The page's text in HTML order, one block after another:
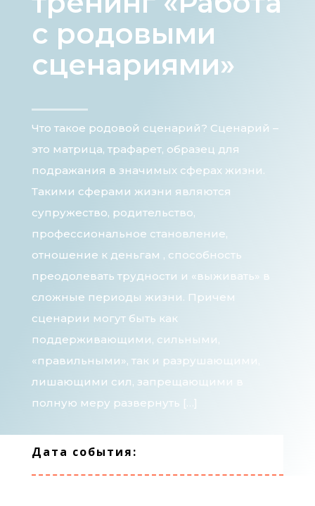
с родовыми
сценариями»
Что такое родовой сценарий? Сценарий –
это матрица, трафарет, образец для
подражания в значимых сферах жизни.
Такими сферами жизни являются
супружество, родительство,
профессиональное становление,
отношение к деньгам , способность
преодолевать трудности и «выживать» в
сложные периоды жизни. Причем
сценарии могут быть как
поддерживающими, сильными,
«правильными», так и разрушающими,
лишающими сил, запрещающими в
полную меру развернуть […]
Дата события: